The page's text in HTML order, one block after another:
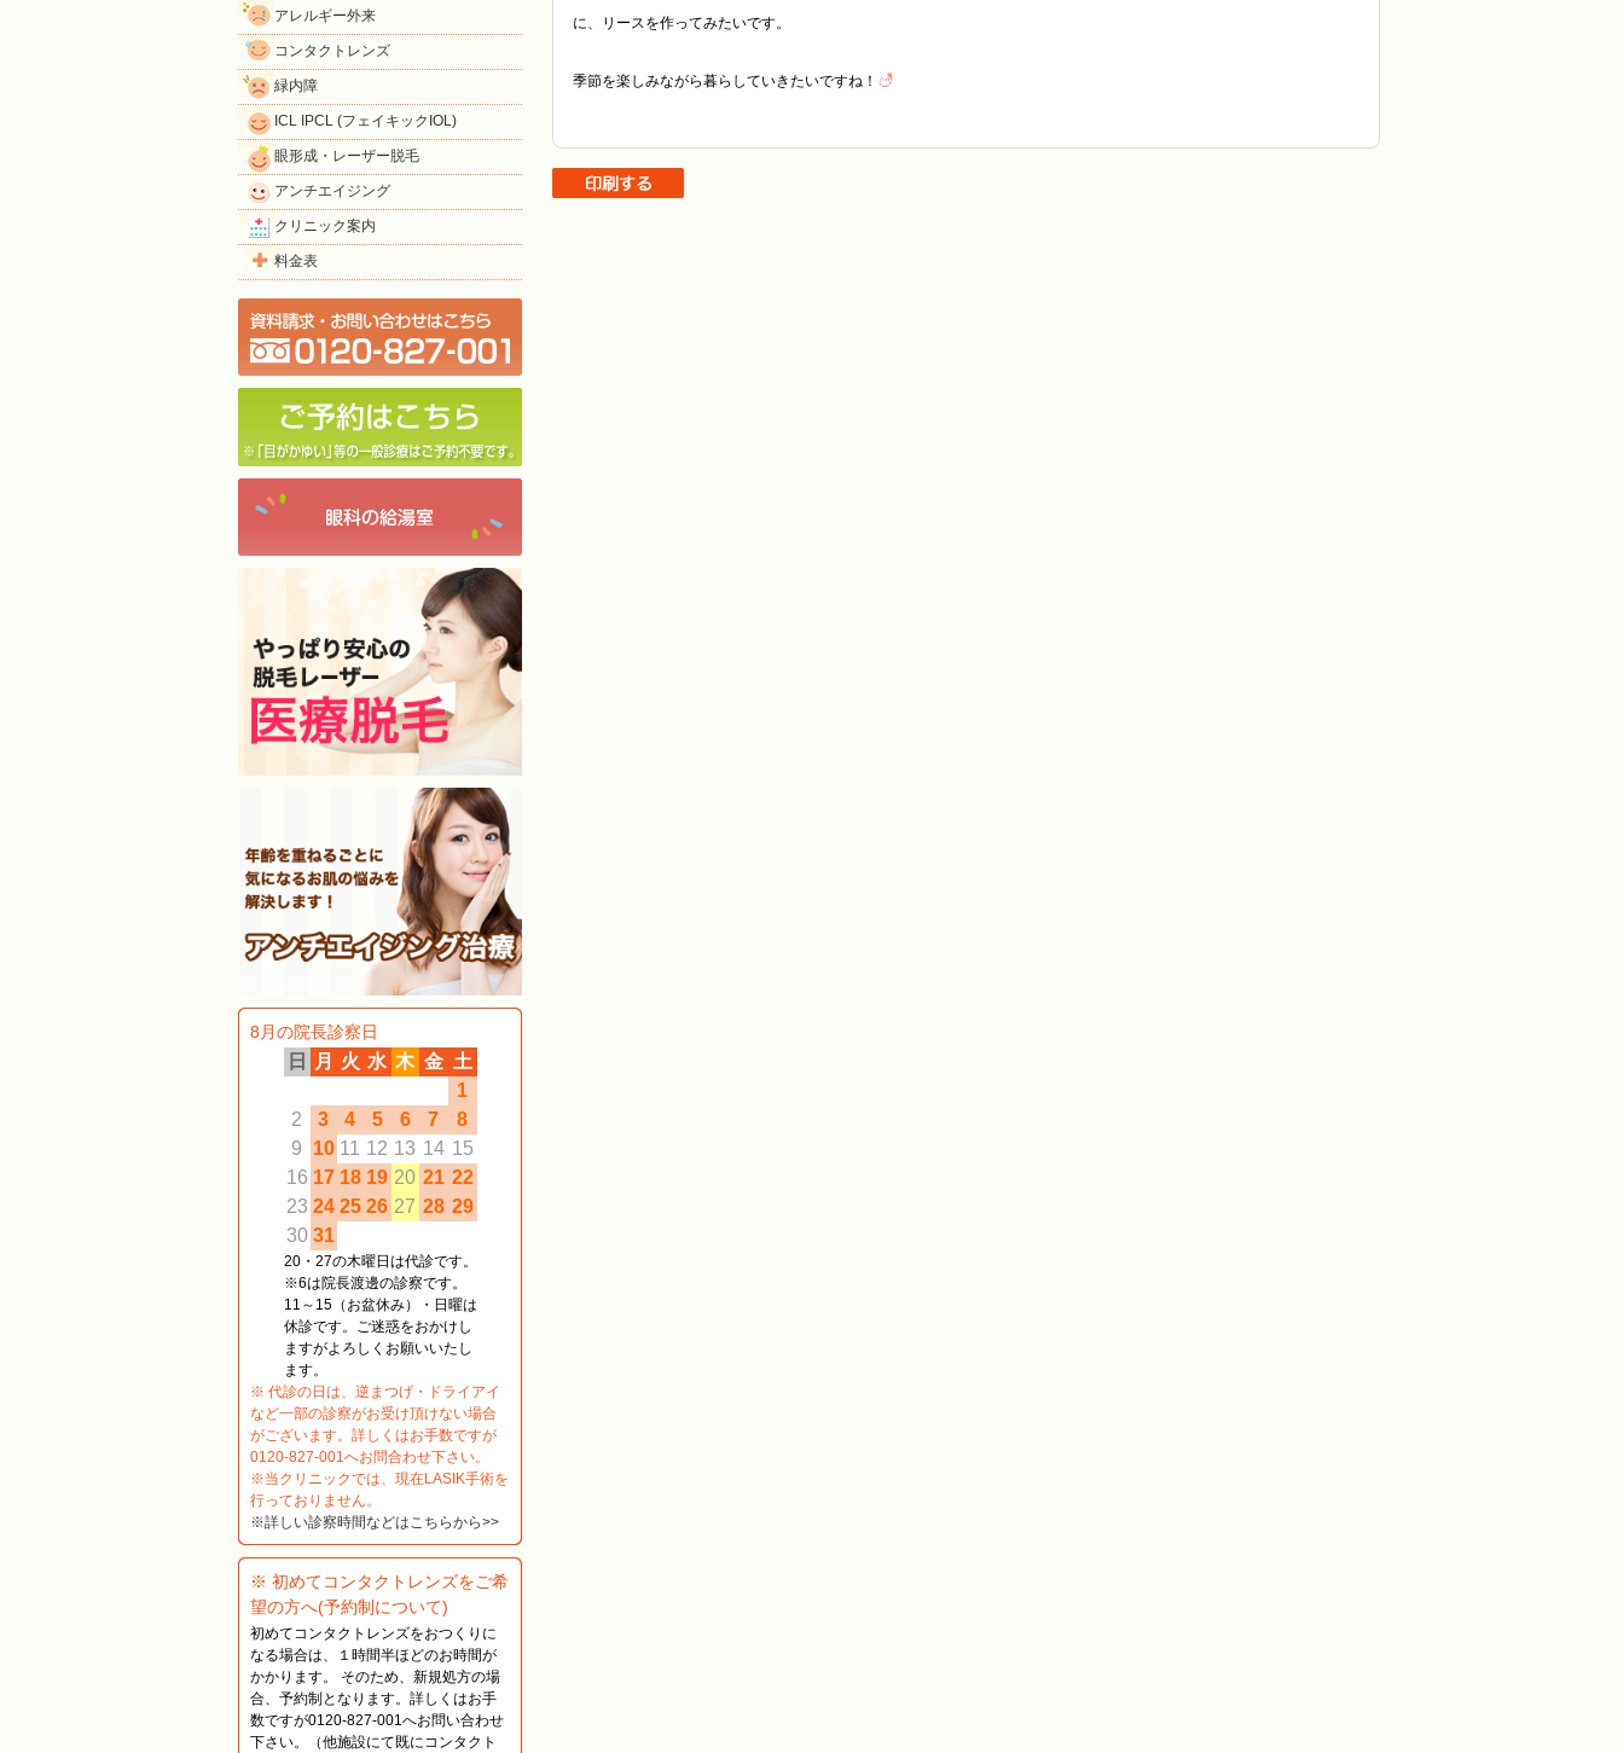
に、リースを作ってみたいです。
季節を楽しみながら暮らしていきたいですね！
アレルギー外来
コンタクトレンズ
緑内障
ICL IPCL (フェイキックIOL)
眼形成・レーザー脱毛
アンチエイジング
クリニック案内
料金表
8月の院長診察日
日 月 火 水 木 金 土
1
2
3 4 5 6 7
8
9
10 11 12 13 14 15
16 17 18 19 20 21 22
23 24 25 26 27 28 29
30 31
20・27の木曜日は代診です。
※6は院長渡邊の診察です。
11～15（お盆休み）・日曜は
休診です。ご迷惑をおかけし
ますがよろしくお願いいたし
ます。
※ 代診の日は、逆まつげ・ドライアイ
など一部の診察がお受け頂けない場合
がございます。詳しくはお手数ですが
0120-827-001へお問合わせ下さい。
※当クリニックでは、現在LASIK手術を
行っておりません。
※詳しい診察時間などはこちらから>>
※ 初めてコンタクトレンズをご希
望の方へ(予約制について)
初めてコンタクトレンズをおつくりに
なる場合は、１時間半ほどのお時間が
かかります。 そのため、新規処方の場
合、予約制となります。詳しくはお手
数ですが0120-827-001へお問い合わせ
下さい。（他施設にて既にコンタクト